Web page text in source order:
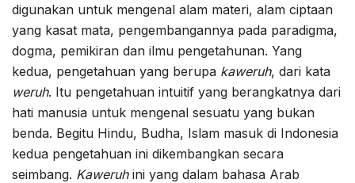
digunakan untuk mengenal alam materi, alam ciptaan
yang kasat mata, pengembangannya pada paradigma,
dogma, pemikiran dan ilmu pengetahunan. Yang
kedua, pengetahuan yang berupa kaweruh, dari kata
weruh. Itu pengetahuan intuitif yang berangkatnya dari
hati manusia untuk mengenal sesuatu yang bukan
benda. Begitu Hindu, Budha, Islam masuk di Indonesia
kedua pengetahuan ini dikembangkan secara
seimbang. Kaweruhini yang dalam bahasa Arab